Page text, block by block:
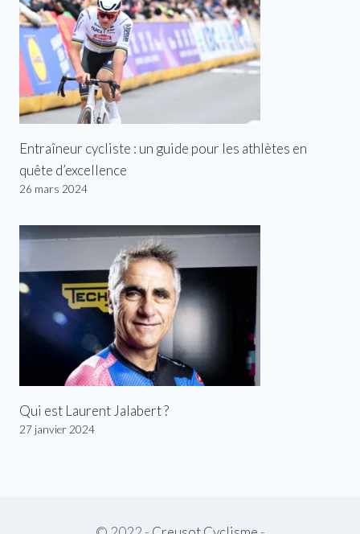
Entraîneur cycliste : un guide pour les athlètes en
quête d’excellence
26 mars 2024
Qui est Laurent Jalabert ?
27 janvier 2024